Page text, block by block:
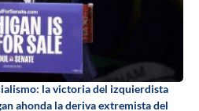
la victoria del izquierdista
ahonda la deriva extremista del